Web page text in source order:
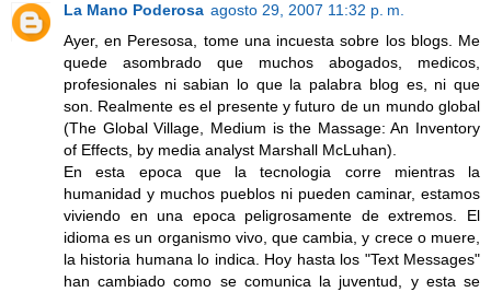
La Mano Poderosa agosto 29, 2007 11:32 p. m.
Ayer, en Peresosa, tome una incuesta sobre los blogs. Me
quede asombrado que muchos abogados, medicos,
profesionales ni sabian lo que la palabra blog es, ni que
son. Realmente es el presente y futuro de un mundo global
(The Global Village, Medium is the Massage: An Inventory
of Effects, by media analyst Marshall McLuhan).
En esta epoca que la tecnologia corre mientras la
humanidad y muchos pueblos ni pueden caminar, estamos
viviendo en una epoca peligrosamente de extremos. El
idioma es un organismo vivo, que cambia, y crece o muere,
la historia humana lo indica. Hoy hasta los "Text Messages"
han cambiado como se comunica la juventud, y esta se